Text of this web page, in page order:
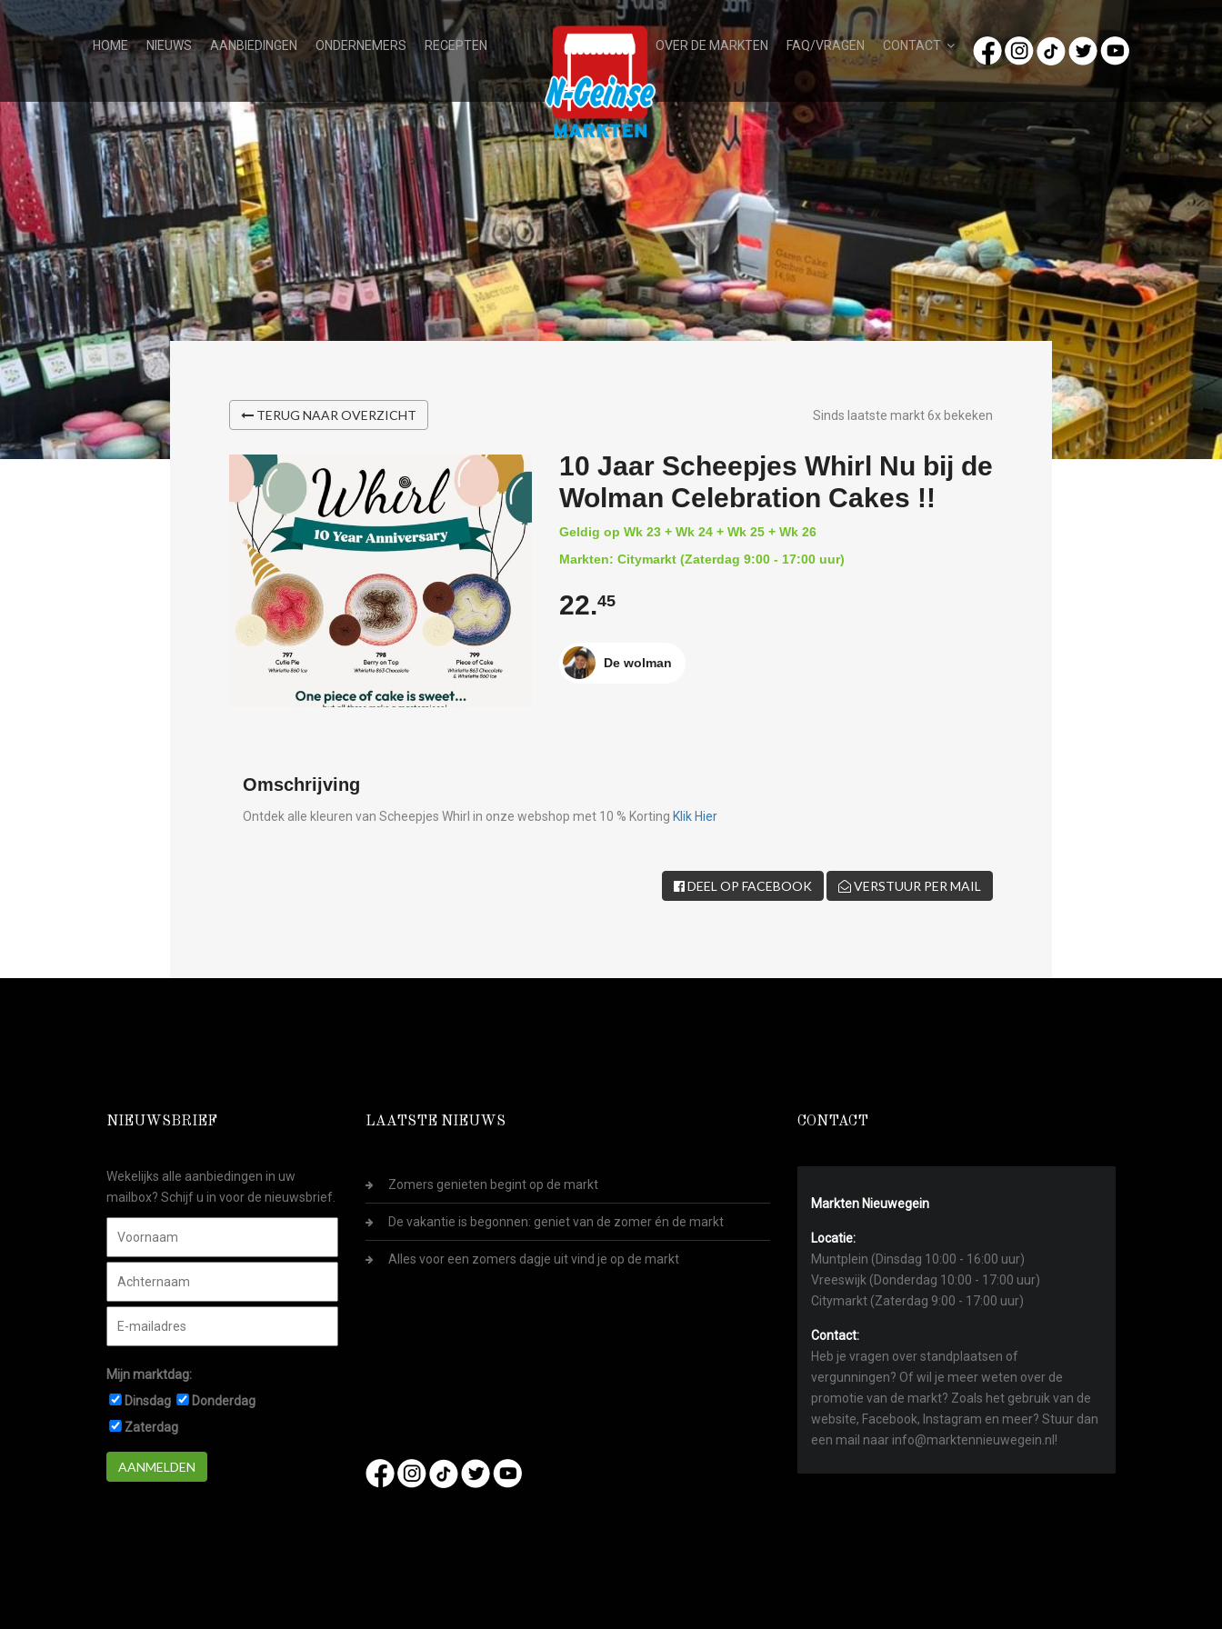
HOME NIEUWS AANBIEDINGEN ONDERNEMERS RECEPTEN OVER DE MARKTEN FAQ/VRAGEN CONTACT
TERUG NAAR OVERZICHT Sinds laatste markt 6x bekeken
10 Jaar Scheepjes Whirl Nu bij de
Wolman Celebration Cakes !!
Geldig op Wk 23 + Wk 24 + Wk 25 + Wk 26
Markten: Citymarkt (Zaterdag 9:00 - 17:00 uur)
22.45
De wolman
Omschrijving
Ontdek alle kleuren van Scheepjes Whirl in onze webshop met 10 % Korting Klik Hier
DEEL OP FACEBOOK VERSTUUR PER MAIL
NIEUWSBRIEF
Wekelijks alle aanbiedingen in uw
mailbox? Schijf u in voor de nieuwsbrief.
Mijn marktdag:
Dinsdag
Donderdag
Zaterdag
AANMELDEN
LAATSTE NIEUWS
Zomers genieten begint op de markt
De vakantie is begonnen: geniet van de zomer én de markt
Alles voor een zomers dagje uit vind je op de markt
CONTACT
Markten Nieuwegein
Locatie:
Muntplein (Dinsdag 10:00 - 16:00 uur)
Vreeswijk (Donderdag 10:00 - 17:00 uur)
Citymarkt (Zaterdag 9:00 - 17:00 uur)
Contact:
Heb je vragen over standplaatsen of
vergunningen? Of wil je meer weten over de
promotie van de markt? Zoals het gebruik van de
website, Facebook, Instagram en meer? Stuur dan
een mail naar info@marktennieuwegein.nl!